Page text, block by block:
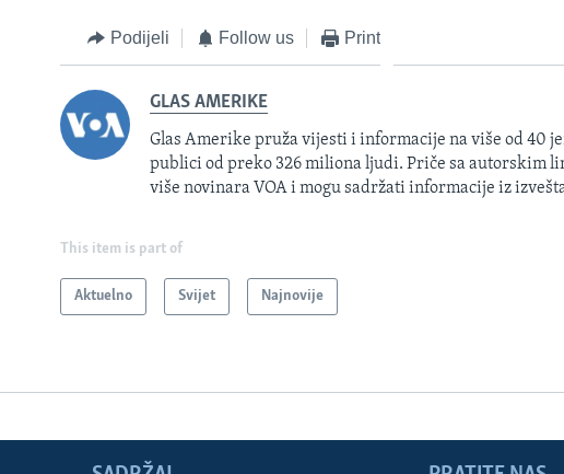
Podijeli Follow us Print
GLAS AMERIKE
Glas Amerike pruža vijesti i informacije na više od 40
publici od preko 326 miliona ljudi. Priče sa autorskim
više novinara VOA i mogu sadržati informacije iz
This item is part of
Aktuelno Svijet Najnovije